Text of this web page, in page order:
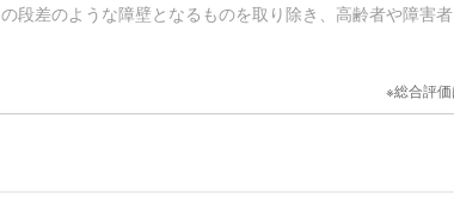
段差のような障壁となるものを取り除き、高齢者や障害
※総合評